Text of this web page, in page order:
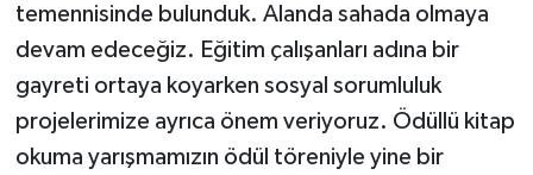
temennisinde bulunduk. Alanda sahada olmaya
devam edeceğiz. Eğitim çalışanları adına bir
gayreti ortaya koyarken sosyal sorumluluk
projelerimize ayrıca önem veriyoruz. Ödüllü kitap
okuma yarışmamızın ödül töreniyle yine bir